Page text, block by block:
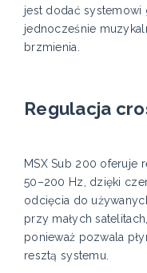
jest dodać systemowi
jednocześnie
brzmienia.
Regulacja
MSX Sub 200 oferuje
50–200 Hz, dzięki
odcięcia do
przy małych
ponieważ pozwala
resztą systemu.